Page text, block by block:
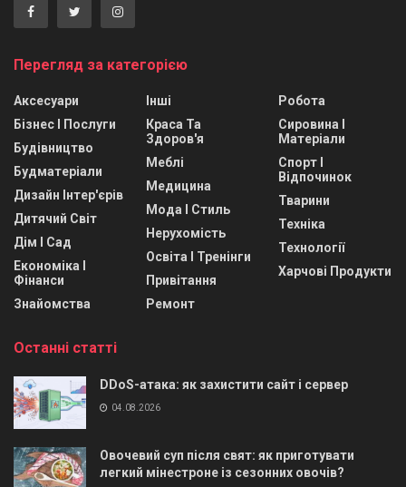
Перегляд за категорією
Аксесуари
Бізнес І Послуги
Будівництво
Будматеріали
Дизайн Інтер'єрів
Дитячий Світ
Дім І Сад
Економіка І
Фінанси
Знайомства
Інші
Краса Та
Здоров'я
Меблі
Медицина
Мода І Стиль
Нерухомість
Освіта І Тренінги
Привітання
Ремонт
Робота
Сировина І
Матеріали
Спорт І
Відпочинок
Тварини
Техніка
Технології
Харчові Продукти
Останні статті
DDoS-атака: як захистити сайт і сервер
04.08.2026
Овочевий суп після свят: як приготувати
легкий мінестроне із сезонних овочів?